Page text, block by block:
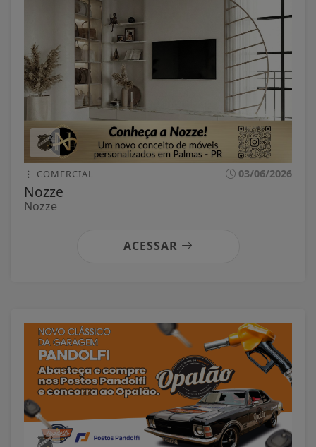
COMERCIAL 03/06/2026
Nozze
Nozze
ACESSAR